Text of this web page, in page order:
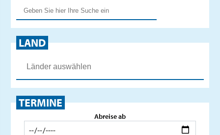
LAND
TERMINE
Abreise ab